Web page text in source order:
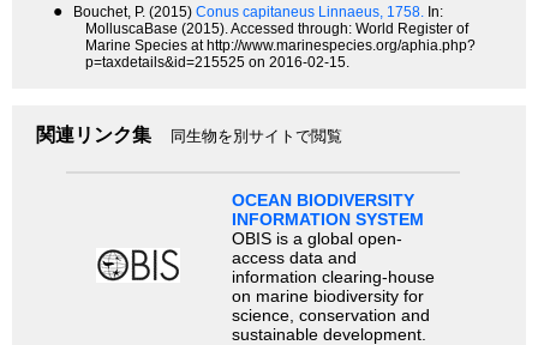
● Bouchet, P. (2015) Conus capitaneus Linnaeus, 1758. In:
MolluscaBase (2015). Accessed through: World Register of
Marine Species at http://www.marinespecies.org/aphia.php?
p=taxdetails&id=215525 on 2016-02-15.
関連リンク集 同生物を別サイトで閲覧
OCEAN BIODIVERSITY
INFORMATION SYSTEM
OBIS is a global open-
access data and
information clearing-house
on marine biodiversity for
science, conservation and
sustainable development.